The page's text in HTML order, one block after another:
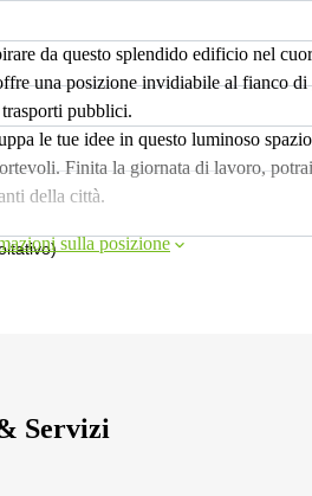
da questo splendido edificio nel
una posizione invidiabile al fianco di
pubblici.
le tue idee in questo luminoso
Finita la giornata di lavoro,
della città.
sulla posizione
Servizi